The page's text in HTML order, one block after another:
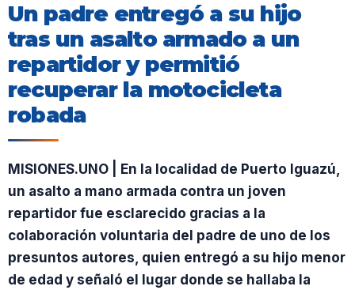
Un padre entregó a su hijo
tras un asalto armado a un
repartidor y permitió
recuperar la motocicleta
robada
MISIONES.UNO | En la localidad de Puerto Iguazú,
un asalto a mano armada contra un joven
repartidor fue esclarecido gracias a la
colaboración voluntaria del padre de uno de los
presuntos autores, quien entregó a su hijo menor
de edad y señaló el lugar donde se hallaba la